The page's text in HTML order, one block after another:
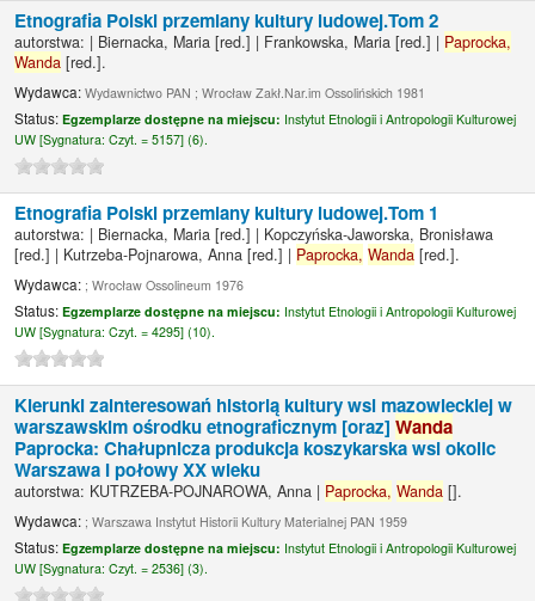
Etnografia Polski przemiany kultury ludowej.Tom 2
autorstwa: | Biernacka, Maria [red.] | Frankowska, Maria [red.] | Paprocka,
Wanda [red.].
Wydawca:Wydawnictwo PAN ; Wrocław Zakł.Nar.im Ossolińskich 1981
Status:Egzemplarze dostępne na miejscu: Instytut Etnologii i Antropologii Kulturowej
UW [Sygnatura:Czyt. = 5157] (6).
Etnografia Polski przemiany kultury ludowej.Tom 1
autorstwa: | Biernacka, Maria [red.] | Kopczyńska-Jaworska, Bronisława
[red.] | Kutrzeba-Pojnarowa, Anna [red.] | Paprocka, Wanda [red.].
Wydawca: ; Wrocław Ossolineum 1976
Status:Egzemplarze dostępne na miejscu: Instytut Etnologii i Antropologii Kulturowej
UW [Sygnatura:Czyt. = 4295] (10).
Kierunki zainteresowań historią kultury wsi mazowieckiej w
warszawskim ośrodku etnograficznym [oraz]Wanda
Paprocka: Chałupnicza produkcja koszykarska wsi okolic
Warszawa I połowy XX wieku
autorstwa: KUTRZEBA-POJNAROWA, Anna | Paprocka, Wanda [].
Wydawca: ; Warszawa Instytut Historii Kultury Materialnej PAN 1959
Status:Egzemplarze dostępne na miejscu: Instytut Etnologii i Antropologii Kulturowej
UW [Sygnatura:Czyt. = 2536] (3).